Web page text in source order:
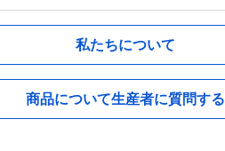
私たちについて
商品について生産者に質問する